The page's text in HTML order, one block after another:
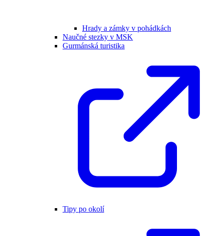
Hrady a zámky v pohádkách
Naučné stezky v MSK
Gurmánská turistika
Tipy po okolí